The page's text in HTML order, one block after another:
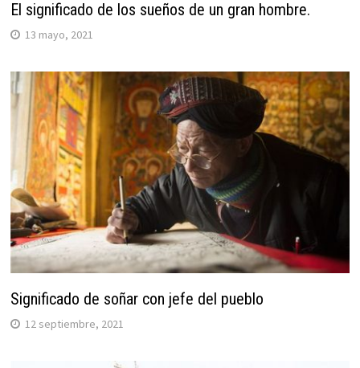
El significado de los sueños de un gran hombre.
13 mayo, 2021
Significado de soñar con jefe del pueblo
12 septiembre, 2021